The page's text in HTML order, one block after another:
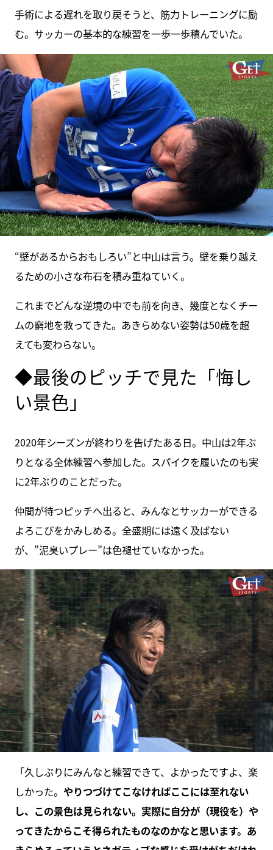
手術による遅れを取り戻そうと、筋力トレーニングに励
む。サッカーの基本的な練習を一歩一歩積んでいた。
“壁があるからおもしろい”と中山は言う。壁を乗り越え
るための小さな布石を積み重ねていく。
これまでどんな逆境の中でも前を向き、幾度となくチー
ムの窮地を救ってきた。あきらめない姿勢は50歳を超
えても変わらない。
◆最後のピッチで見た「悔し
い景色」
2020年シーズンが終わりを告げたある日。中山は2年ぶ
りとなる全体練習へ参加した。スパイクを履いたのも実
に2年ぶりのことだった。
仲間が待つピッチへ出ると、みんなとサッカーができる
よろこびをかみしめる。全盛期には遠く及ばない
が、”泥臭いプレー”は色褪せていなかった。
「久しぶりにみんなと練習できて、よかったですよ、楽
しかった。 やりつづけてこなければここには至れない
し、この景色は見られない。実際に自分が（現役を）や
ってきたからこそ得られたものなのかなと思います。あ